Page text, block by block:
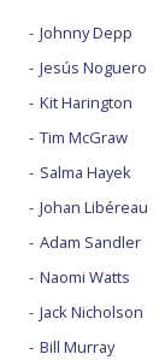
Johnny Depp
Jesús Noguero
Kit Harington
Tim McGraw
Salma Hayek
Johan Libéreau
Adam Sandler
Naomi Watts
Jack Nicholson
Bill Murray